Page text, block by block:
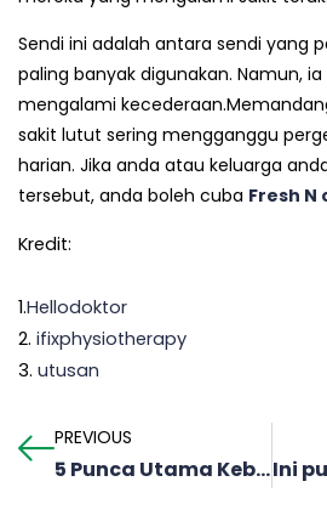
Sendi ini adalah antara sendi yang
paling banyak digunakan. Namun,
mengalami
sakit lutut sering mengganggu
harian. Jika anda atau keluarga
tersebut, anda boleh cuba Fresh N
Kredit:
1.Hellodoktor
2. ifixphysiotherapy
3. utusan
PREVIOUS
5 Punca Utama Kebas Tangan Yang Perlu Anda Ketahui